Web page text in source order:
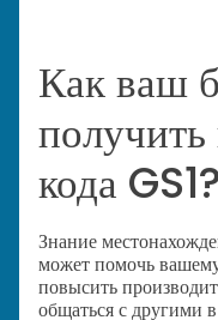
Как ваш
кода GS1?
Знание
может помочь
повысить
общаться с другими